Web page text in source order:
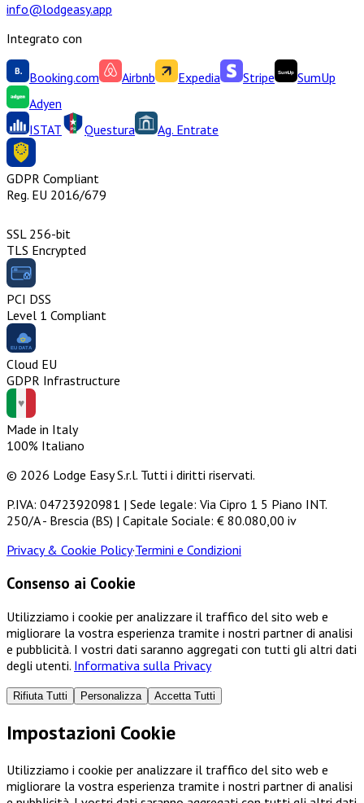
info@lodgeasy.app
Integrato con
Booking.com Airbnb Expedia Stripe
SumUp
Adyen
ISTAT
Questura Ag. Entrate
GDPR Compliant
Reg. EU 2016/679
SSL 256-bit
TLS Encrypted
PCI DSS
Level 1 Compliant
Cloud EU
GDPR Infrastructure
Made in Italy
100% Italiano
© 2026 Lodge Easy S.r.l. Tutti i diritti riservati.
P.IVA: 04723920981 | Sede legale: Via Cipro 1 5 Piano INT.
250/A - Brescia (BS) | Capitale Sociale: € 80.080,00 iv
Privacy & Cookie Policy·Termini e Condizioni
Consenso ai Cookie
Utilizziamo i cookie per analizzare il traffico del sito web e
migliorare la vostra esperienza tramite i nostri partner di analisi
e pubblicità. I vostri dati saranno aggregati con tutti gli altri dati
degli utenti. Informativa sulla Privacy
Rifiuta Tutti Personalizza Accetta Tutti
Impostazioni Cookie
Utilizziamo i cookie per analizzare il traffico del sito web e
migliorare la vostra esperienza tramite i nostri partner di analisi